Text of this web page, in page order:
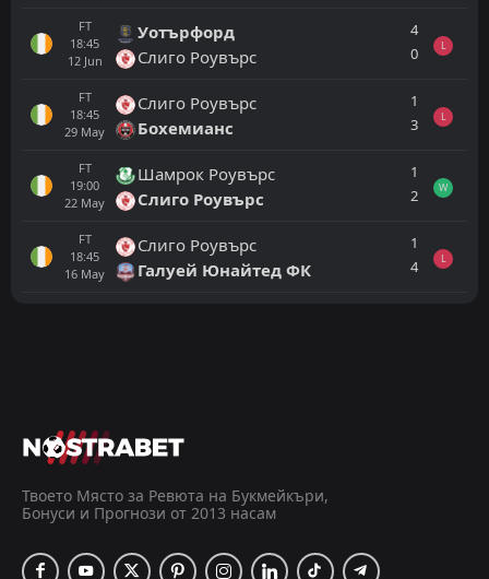
FT
18:45
12 Jun
Уотърфорд
Слиго Роувърс
4
0
L
FT
18:45
29 May
Слиго Роувърс
Бохемианс
1
3
L
FT
19:00
22 May
Шамрок Роувърс
Слиго Роувърс
1
2
W
FT
18:45
16 May
Слиго Роувърс
Галуей Юнайтед ФК
1
4
L
28Aug
Шелбърн
21Aug
Шелбърн
Твоето Място за Ревюта на Букмейкъри,
Бонуси и Прогнози от 2013 насам